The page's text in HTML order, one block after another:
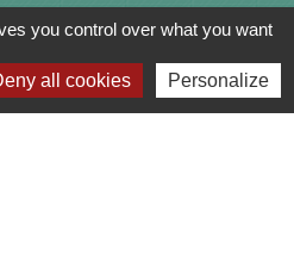
you control over what you want
all cookies Personalize